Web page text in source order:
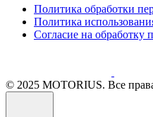
Политика обработки
Политика
Согласие на обработку
© 2025 MOTORIUS. Все